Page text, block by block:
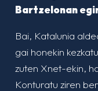
Bartzelonan
Bai, Katalunia
gai honekin
zuten Xnet-ekin,
Konturatu ziren